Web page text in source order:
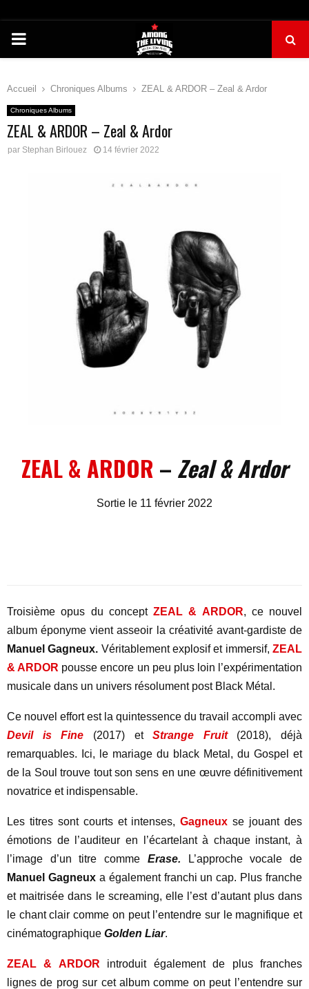
PRIMARY
Accueil Chroniques Albums ZEAL & ARDOR – Zeal & Ardor
Chroniques Albums
ZEAL & ARDOR – Zeal & Ardor
par Stephan Birlouez 14 février 2022
ZEAL & ARDOR – Zeal & Ardor
Sortie le 11 février 2022
Troisième opus du concept ZEAL & ARDOR, ce nouvel
album éponyme vient asseoir la créativité avant-gardiste de
Manuel Gagneux. Véritablement explosif et immersif,ZEAL
& ARDOR pousse encore un peu plus loin l’expérimentation
musicale dans un univers résolument post Black Métal.
Ce nouvel effort est la quintessence du travail accompli avec
Devil is Fine (2017) etStrange Fruit(2018), déjà
remarquables. Ici, le mariage du black Metal, du Gospel et
de la Soul trouve tout son sens en une œuvre définitivement
novatrice et indispensable.
Les titres sont courts et intenses,Gagneux se jouant des
émotions de l’auditeur en l’écartelant à chaque instant, à
l’image d’un titre comme Erase.
L’approche vocale de
Manuel Gagneuxa également franchi un cap. Plus franche
et maitrisée dans le screaming, elle l’est d’autant plus dans
le chant clair comme on peut l’entendre sur le magnifique et
cinématographique Golden Liar.
ZEAL & ARDOR introduit également de plus franches
lignes de prog sur cet album comme on peut l’entendre sur